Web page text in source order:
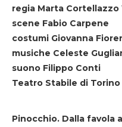
regia Marta Cortellazzo
scene Fabio Carpene
costumi Giovanna
musiche Celeste
suono Filippo Conti
Teatro Stabile di
Pinocchio. Dalla favola